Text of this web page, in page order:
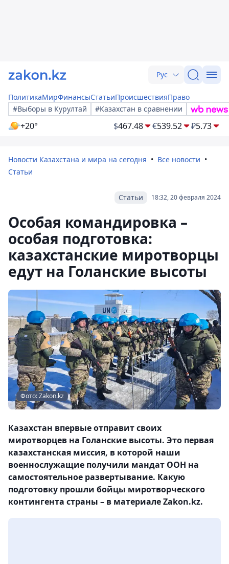
Рус
ПолитикаМирФинансыСтатьиПроисшествияПраво
#Выборы в Курултай
#Казахстан в сравнении
+20° $467.48 €539.52 ₽5.73
Новости Казахстана и мира на сегодня
Все новости
Статьи
18:32, 20 февраля 2024
Статьи
Особая командировка –
особая подготовка:
казахстанские миротворцы
едут на Голанские высоты
Фото: Zakon.kz
Казахстан впервые отправит своих
миротворцев на Голанские высоты. Это первая
казахстанская миссия, в которой наши
военнослужащие получили мандат ООН на
самостоятельное развертывание. Какую
подготовку прошли бойцы миротворческого
контингента страны – в материале Zakon.kz.